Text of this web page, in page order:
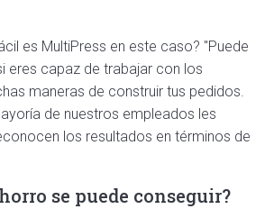
es MultiPress en este caso? "Puede
eres capaz de trabajar con los
maneras de construir tus pedidos.
de nuestros empleados les
los resultados en términos de
se puede conseguir?